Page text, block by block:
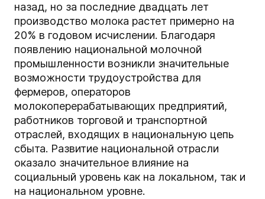
назад, но за последние двадцать лет
производство молока растет примерно на
20% в годовом исчислении. Благодаря
появлению национальной молочной
промышленности возникли значительные
возможности трудоустройства для
фермеров, операторов
молокоперерабатывающих предприятий,
работников торговой и транспортной
отраслей, входящих в национальную цепь
сбыта. Развитие национальной отрасли
оказало значительное влияние на
социальный уровень как на локальном, так и
на национальном уровне.